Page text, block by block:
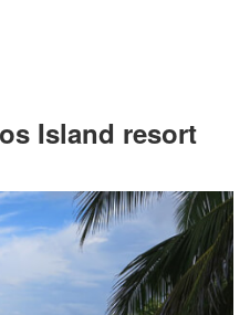
Island resort